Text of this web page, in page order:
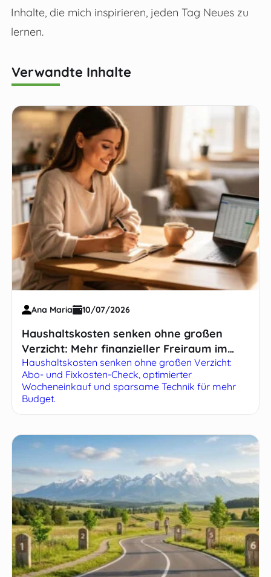
Inhalte, die mich inspirieren, jeden Tag Neues zu
lernen.
Verwandte Inhalte
Ana Maria 10/07/2026
Haushaltskosten senken ohne großen
Verzicht: Mehr finanzieller Freiraum im
Alltag
Haushaltskosten senken ohne großen Verzicht:
Abo- und Fixkosten-Check, optimierter
Wocheneinkauf und sparsame Technik für mehr
Budget.